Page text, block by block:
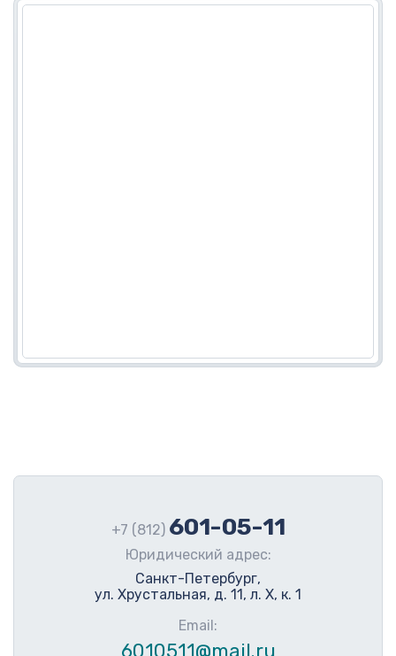
+7 (812) 601-05-11
Юридический адрес:
Санкт-Петербург,
ул. Хрустальная, д. 11, л. Х, к. 1
Email: